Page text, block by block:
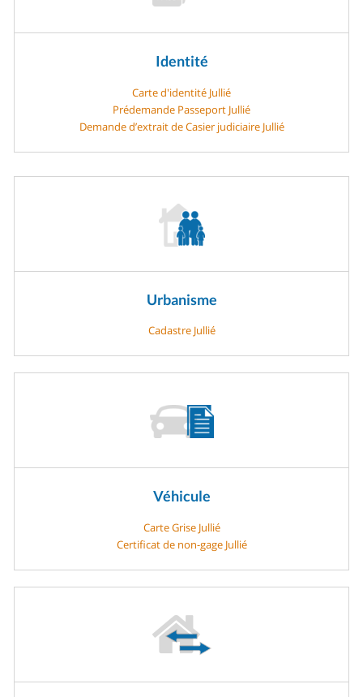
Identité
Carte d'identité Jullié
Prédemande Passeport Jullié
Demande d’extrait de Casier judiciaire Jullié
Urbanisme
Cadastre Jullié
Véhicule
Carte Grise Jullié
Certificat de non-gage Jullié